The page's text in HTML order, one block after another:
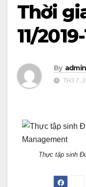
Thời
11/
By admin
TH3 7,
Thực tập sinh